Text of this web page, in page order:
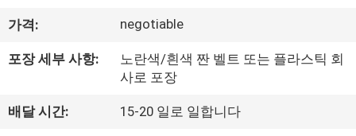
공
가격: negotiable
포장 세부 사항:
노란색/흰색 짠 벨트 또는 플라스틱 회
사로 포장
배달 시간: 15-20 일로 일합니다